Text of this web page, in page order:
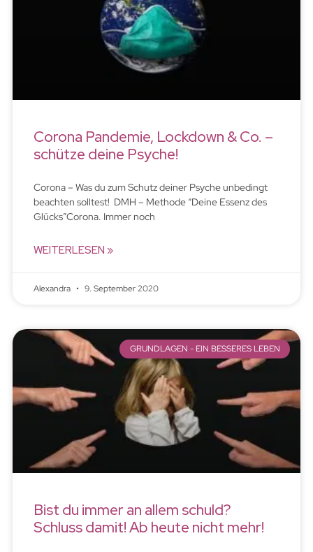
Corona Pandemie, Lockdown & Co. –
schütze deine Psyche!
Corona – Was du zum Schutz deiner Psyche unbedingt
beachten solltest! DMH – Methode “Deine Essenz des
Glücks”Corona. Immer noch
WEITERLESEN »
Alexandra 9. September 2020
GRUNDLAGEN - EIN BESSERES LEBEN
Bist du immer an allem schuld?
Schluss damit! Ab heute nicht mehr!